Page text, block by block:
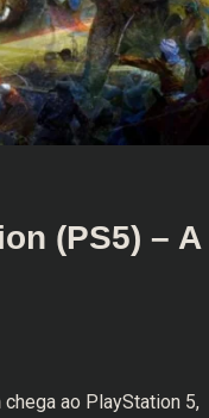
(PS5) – A
chega ao PlayStation 5,